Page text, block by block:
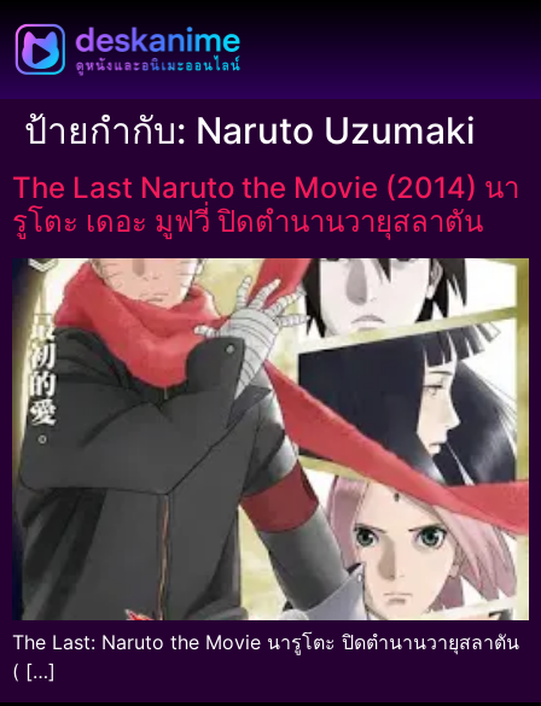
ป้ายกำกับ: Naruto Uzumaki
The Last Naruto the Movie (2014) นา
รูโตะ เดอะ มูฟวี่ ปิดตำนานวายุสลาตัน
The Last: Naruto the Movie นารูโตะ ปิดตำนานวายุสลาตัน
( […]